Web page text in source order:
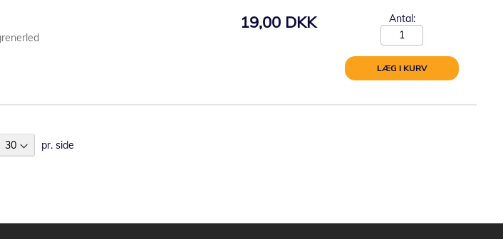
19,00 DKK Antal:
LÆG I KURV
pr. side